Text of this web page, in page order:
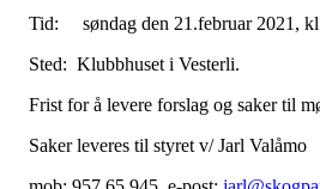
Tid: søndag den 21.februar 2021,
Sted: Klubbhuset i Vesterli.
Frist for å levere forslag og saker til
Saker leveres til styret v/ Jarl Valåmo